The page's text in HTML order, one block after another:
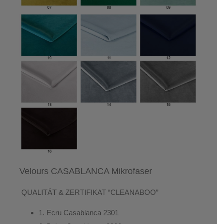
Velours CASABLANCA Mikrofaser
QUALITÄT & ZERTIFIKAT “CLEANABOO”
1. Ecru Casablanca 2301